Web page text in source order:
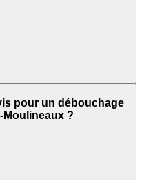
pour un débouchage
Moulineaux ?